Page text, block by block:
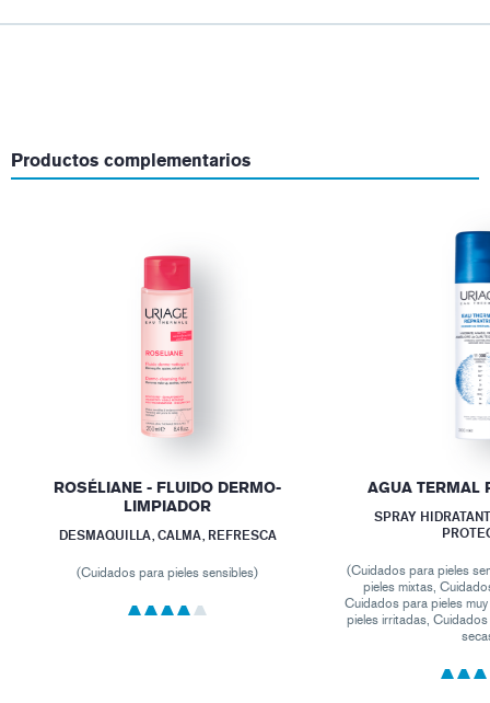
Productos complementarios
ROSÉLIANE - FLUIDO DERMO-
LIMPIADOR
DESMAQUILLA, CALMA, REFRESCA
(Cuidados para pieles sensibles)
AGUA TERMAL
SPRAY
(Cuidados para pieles
pieles mixtas,
Cuidados para pieles
pieles irritadas,